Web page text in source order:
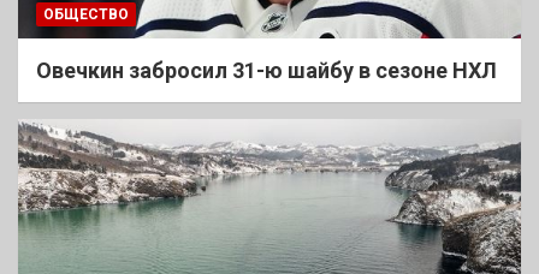
ОБЩЕСТВО
Овечкин забросил 31-ю шайбу в сезоне НХЛ